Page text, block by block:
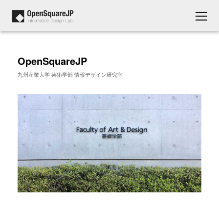
OpenSquareJP
九州産業大学 芸術学部 情報デザイン研究室